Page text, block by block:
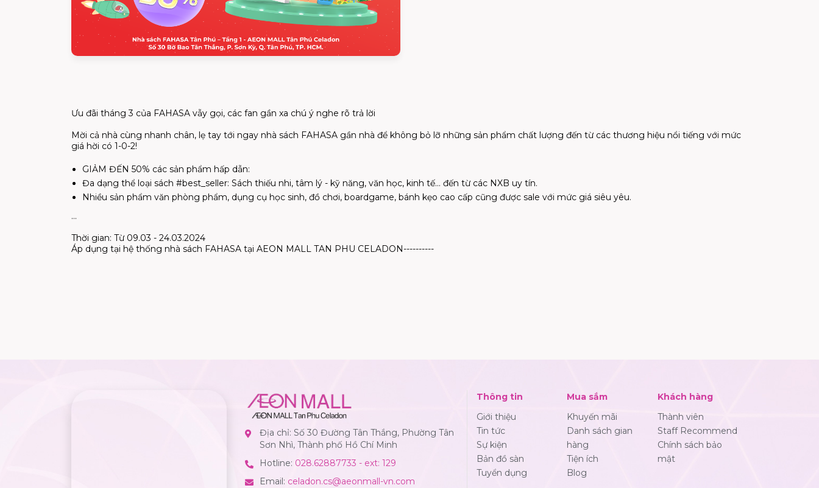
Ưu đãi tháng 3 của FAHASA vẫy gọi, các fan gần xa chú ý nghe rõ trả lời
Mời cả nhà cùng nhanh chân, lẹ tay tới ngay nhà sách FAHASA gần nhà để không bỏ lỡ những sản phẩm chất lượng đến từ các thương hiệu nổi tiếng với mức
giá hời có 1-0-2!
GIẢM ĐẾN 50% các sản phẩm hấp dẫn:
Đa dạng thể loại sách #best_seller: Sách thiếu nhi, tâm lý - kỹ năng, văn học, kinh tế... đến từ các NXB uy tín.
Nhiều sản phẩm văn phòng phẩm, dụng cụ học sinh, đồ chơi, boardgame, bánh kẹo cao cấp cũng được sale với mức giá siêu yêu.
…
Thời gian: Từ 09.03 - 24.03.2024
Áp dụng tại hệ thống nhà sách FAHASA tại AEON MALL TAN PHU CELADON----------
Địa chỉ: Số 30 Đường Tân Thắng, Phường Tân
Sơn Nhì, Thành phố Hồ Chí Minh
Hotline: 028.62887733 - ext: 129
Email: celadon.cs@aeonmall-vn.com
Thông tin
Giới thiệu
Tin tức
Sự kiện
Bản đồ sàn
Tuyển dụng
Mua sắm
Khuyến mãi
Danh sách gian
hàng
Tiện ích
Blog
Khách hàng
Thành viên
Staff Recommend
Chính sách bảo
mật